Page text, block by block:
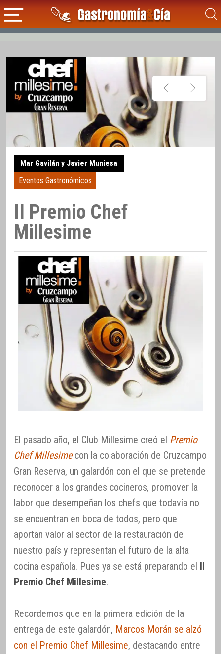
Mar Gavilán y Javier Muniesa
Eventos Gastronómicos
II Premio Chef
Millesime
El pasado año, el Club Millesime creó el Premio
Chef Millesimecon la colaboración de Cruzcampo
Gran Reserva, un galardón con el que se pretende
reconocer a los grandes cocineros, promover la
labor que desempeñan los chefs que todavía no
se encuentran en boca de todos, pero que
aportan valor al sector de la restauración de
nuestro país y representan el futuro de la alta
cocina española. Pues ya se está preparando el II
Premio Chef Millesime.
Recordemos que en la primera edición de la
entrega de este galardón, Marcos Morán se alzó
con el Premio Chef Millesime, destacando entre